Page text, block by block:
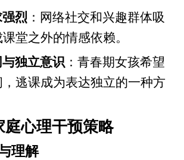
烈 ：网络社交和兴趣群体吸
堂之外的情感依赖。
独立意识 ：青春期女孩希望
逃课成为表达独立的一种方
庭心理干预策略
理解